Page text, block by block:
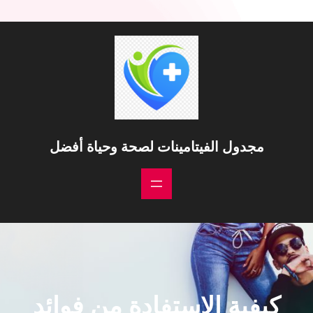
مجدول الفيتامينات لصحة وحياة أفضل
كيفية الاستفادة من فوائد